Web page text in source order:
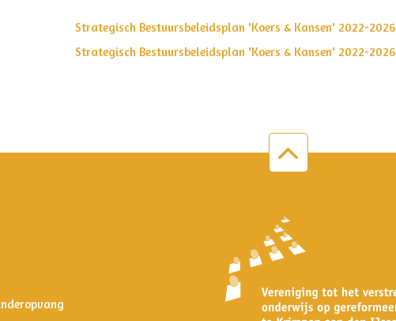
Strategisch Bestuursbeleidsplan 'Koers & Kansen' 2022-2026
Strategisch Bestuursbeleidsplan 'Koers & Kansen' 2022-2026